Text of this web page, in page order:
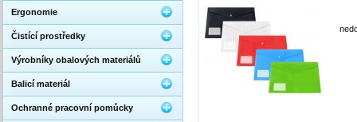
Ergonomie
Čistící prostředky
Výrobníky obalových materiálů
Balicí materiál
Ochranné pracovní pomůcky